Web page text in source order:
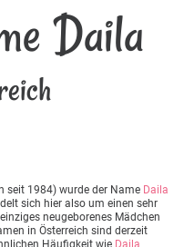
Daila
seit 1984) wurde der Name Daila
sich hier also um einen sehr
neugeborenes Mädchen
in Österreich sind derzeit
Häufigkeit wie Daila